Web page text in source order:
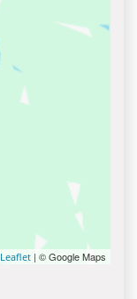
Leaflet | © Google Maps